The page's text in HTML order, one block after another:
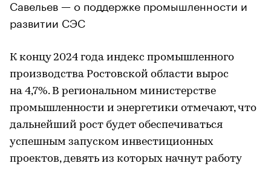
Савельев — о поддержке промышленности и
развитии СЭС
К концу 2024 года индекс промышленного
производства Ростовской области вырос
на 4,7%. В региональном министерстве
промышленности и энергетики отмечают, что
дальнейший рост будет обеспечиваться
успешным запуском инвестиционных
проектов, девять из которых начнут работу